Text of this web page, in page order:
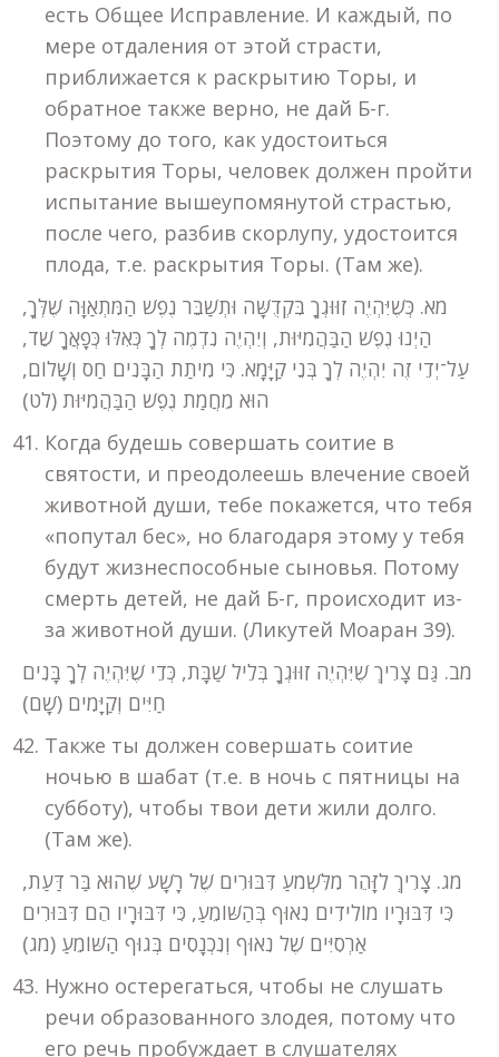
есть Общее Исправление. И каждый, по
мере отдаления от этой страсти,
приближается к раскрытию Торы, и
обратное также верно, не дай Б-г.
Поэтому до того, как удостоиться
раскрытия Торы, человек должен пройти
испытание вышеупомянутой страстью,
после чего, разбив скорлупу, удостоится
плода, т.е. раскрытия Торы. (Там же).
מא. כְּשֶׁיִּהְיֶה זִוּוּגְךָ בִּקְדֻשָּׁה וּתְשַׁבֵּר נֶפֶשׁ הַמִּתְאַוָּה שֶׁלְּךָ,
הַיְנוּ נֶפֶשׁ הַבַּהֲמִיּוּת, וְיִהְיֶה נִדְמֶה לְךָ כְּאִלּוּ כְּפָאֲךָ שֵׁד,
עַל־יְדֵי זֶה יִהְיֶה לְךָ בְּנֵי קַיָּמָא. כִּי מִיתַת הַבָּנִים חַס וְשָׁלוֹם,
הוּא מֵחֲמַת נֶפֶשׁ הַבַּהֲמִיּוּת (לט)
Когда будешь совершать соитие в
святости, и преодолеешь влечение своей
животной души, тебе покажется, что тебя
«попутал бес», но благодаря этому у тебя
будут жизнеспособные сыновья. Потому
смерть детей, не дай Б-г, происходит из-
за животной души. (Ликутей Моаран 39).
מב. גַּם צָרִיךְ שֶׁיִּהְיֶה זִוּוּגְךָ בְּלֵיל שַׁבָּת, כְּדֵי שֶׁיִּהְיֶה לְךָ בָּנִים
חַיִּים וְקַיָּמִים (שָׁם)
Также ты должен совершать соитие
ночью в шабат (т.е. в ночь с пятницы на
субботу), чтобы твои дети жили долго.
(Там же).
מג. צָרִיךְ לִזָּהֵר מִלִּשְׁמֹעַ דִּבּוּרִים שֶׁל רָשָׁע שֶׁהוּא בַּר דַּעַת,
כִּי דִּבּוּרָיו מוֹלִידִים נִאוּף בְּהַשּׁוֹמֵעַ, כִּי דִּבּוּרָיו הֵם דִּבּוּרִים
אַרְסִיִּים שֶׁל נִאוּף וְנִכְנָסִים בְּגוּף הַשּׁוֹמֵעַ (מג)
Нужно остерегаться, чтобы не слушать
речи образованного злодея, потому что
его речь пробуждает в слушателях